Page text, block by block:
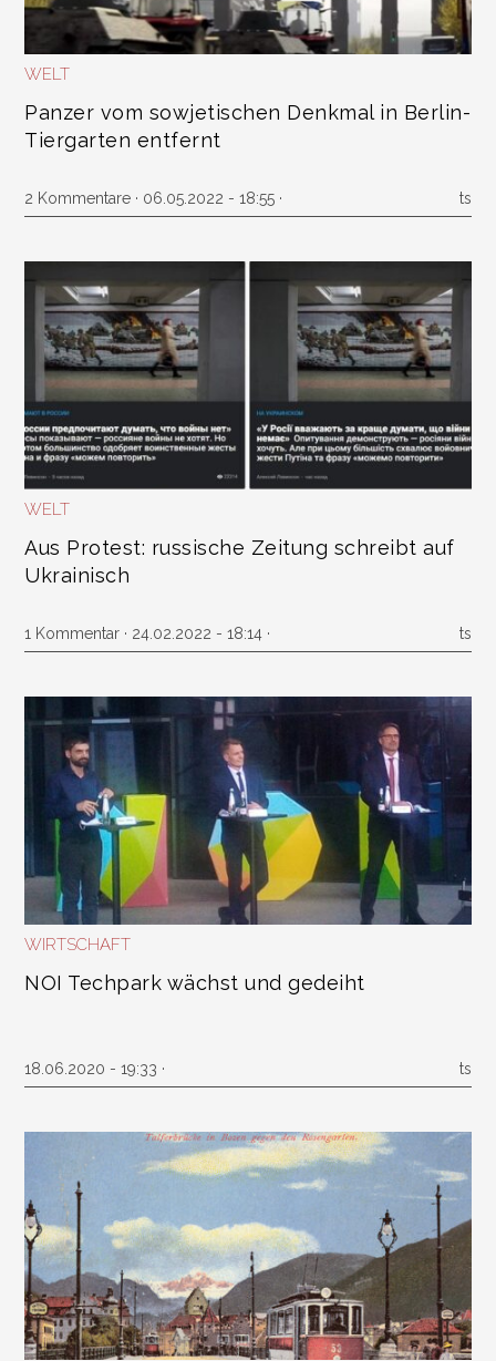
WELT
Panzer vom sowjetischen Denkmal in Berlin-
Tiergarten entfernt
2 Kommentare · 06.05.2022 - 18:55 · ts
WELT
Aus Protest: russische Zeitung schreibt auf
Ukrainisch
1 Kommentar · 24.02.2022 - 18:14 · ts
WIRTSCHAFT
NOI Techpark wächst und gedeiht
18.06.2020 - 19:33 · ts